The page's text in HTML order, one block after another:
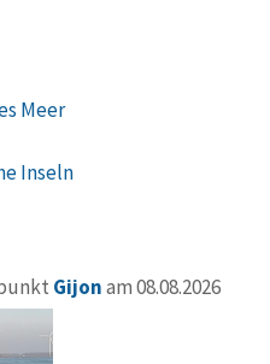
Meer
Inseln
Gijonam 08.08.2026